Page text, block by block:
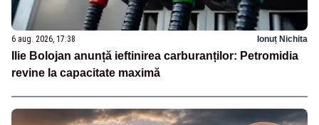
6 aug. 2026, 17:38 Ionuț Nichita
Ilie Bolojan anunță ieftinirea carburanților: Petromidia
revine la capacitate maximă